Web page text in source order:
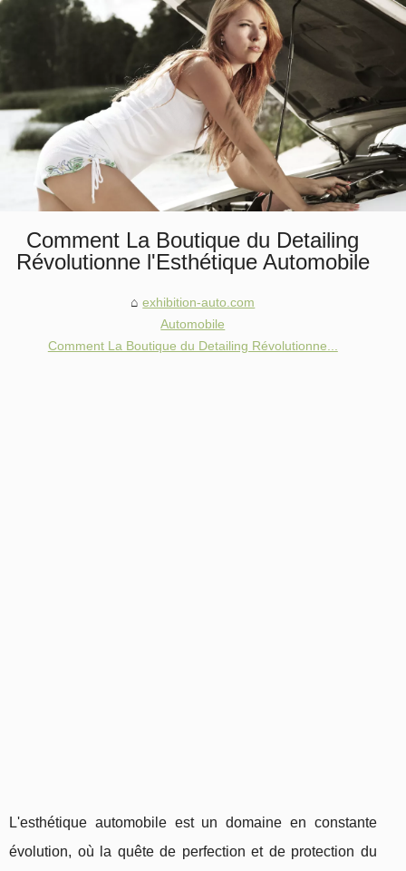
Comment La Boutique du Detailing
Révolutionne l'Esthétique Automobile
exhibition-auto.com
Automobile
Comment La Boutique du Detailing Révolutionne...
L'esthétique automobile est un domaine en constante
évolution, où la quête de perfection et de protection du